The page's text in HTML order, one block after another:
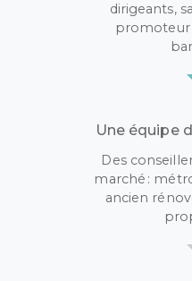
dirigeants,
promoteur
Une équipe
Des
marché :
ancien